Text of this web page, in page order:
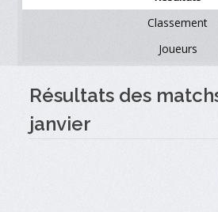
Classement
Joueurs
Résultats des
janvier